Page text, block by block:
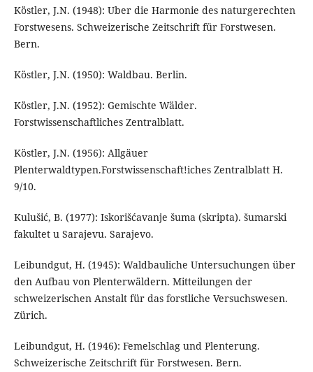
Köstler, J.N. (1948): Uber die Harmonie des naturgerechten
Forstwesens. Schweizerische Zeitschrift für Forstwesen.
Bern.
Köstler, J.N. (1950): Waldbau. Berlin.
Köstler, J.N. (1952): Gemischte Wälder.
Forstwissenschaftliches Zentralblatt.
Köstler, J.N. (1956): Allgäuer
Plenterwaldtypen.Forstwissenschaft!iches Zentralblatt H.
9/10.
Kulušić, B. (1977): Iskorišćavanje šuma (skripta). šumarski
fakultet u Sarajevu. Sarajevo.
Leibundgut, H. (1945): Waldbauliche Untersuchungen über
den Aufbau von Plenterwäldern. Mitteilungen der
schweizerischen Anstalt für das forstliche Versuchswesen.
Zürich.
Leibundgut, H. (1946): Femelschlag und Plenterung.
Schweizerische Zeitschrift für Forstwesen. Bern.